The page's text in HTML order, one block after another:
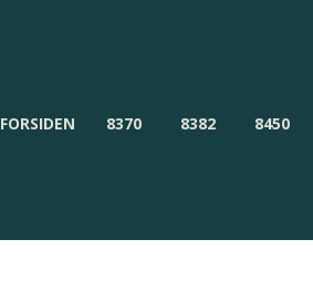
FORSIDEN 8370 8382 8450